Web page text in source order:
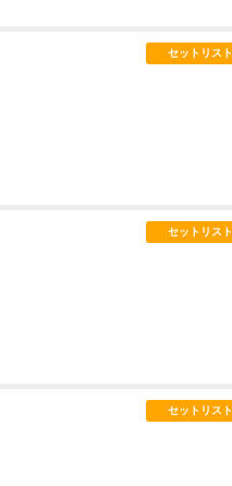
セットリスト
セットリスト
セットリスト